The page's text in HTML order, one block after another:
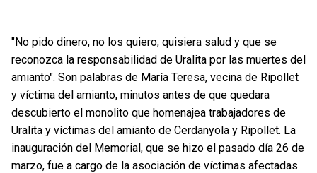
"No pido dinero, no los quiero, quisiera salud y que se
reconozca la responsabilidad de Uralita por las muertes del
amianto". Son palabras de María Teresa, vecina de Ripollet
y víctima del amianto, minutos antes de que quedara
descubierto el monolito que homenajea trabajadores de
Uralita y víctimas del amianto de Cerdanyola y Ripollet. La
inauguración del Memorial, que se hizo el pasado día 26 de
marzo, fue a cargo de la asociación de víctimas afectadas